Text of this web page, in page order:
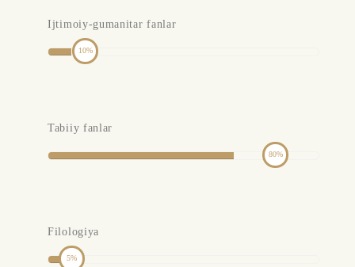
Ijtimoiy-gumanitar fanlar
10
Tabiiy fanlar
80
Filologiya
5